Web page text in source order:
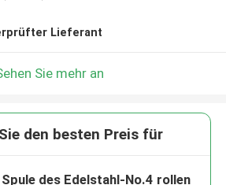
Lieferant
Sie mehr an
den besten Preis für
Spule des Edelstahl-No.4 rollen